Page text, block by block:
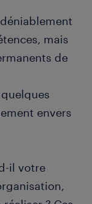
mais
de
envers
il votre